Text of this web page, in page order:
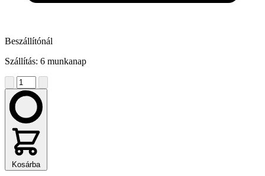
Beszállítónál
Szállítás: 6 munkanap
Kosárba